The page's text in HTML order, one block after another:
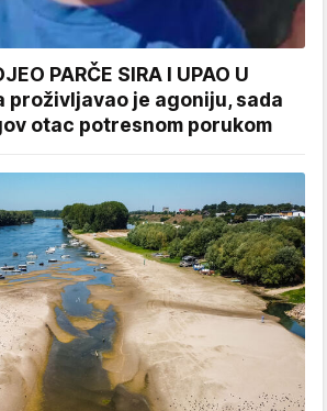
PARČE SIRA I UPAO U
proživljavao je agoniju, sada
otac potresnom porukom